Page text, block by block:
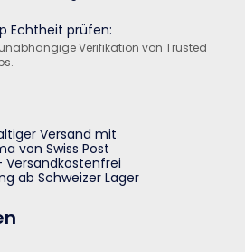
Echtheit prüfen:
Verifikation von Trusted
Versand mit
von Swiss Post
Versandkostenfrei
ab Schweizer Lager